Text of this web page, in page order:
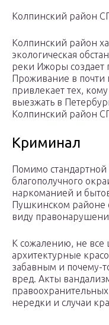
Колпинский район
Колпинский район
экологическая
реки Ижоры создает
Проживание в почти
привлекает тех,
выезжать в
Колпинский район
Криминал
Помимо стандартной
благополучного
наркоманией и
Пушкинском районе
виду
К сожалению, не
архитектурные
забавным и почему-
вред. Акты
нередки и случаи